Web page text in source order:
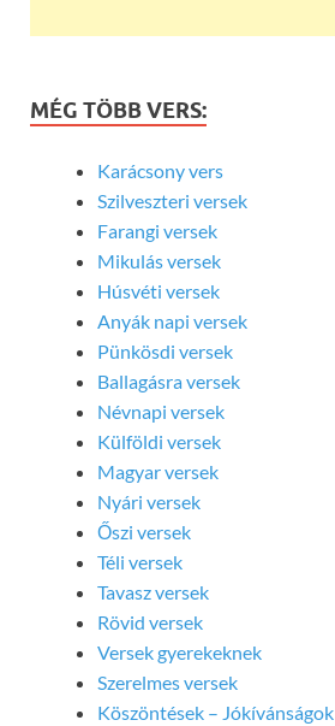
MÉG TÖBB VERS:
Karácsony vers
Szilveszteri versek
Farangi versek
Mikulás versek
Húsvéti versek
Anyák napi versek
Pünkösdi versek
Ballagásra versek
Névnapi versek
Külföldi versek
Magyar versek
Nyári versek
Őszi versek
Téli versek
Tavasz versek
Rövid versek
Versek gyerekeknek
Szerelmes versek
Köszöntések – Jókívánságok